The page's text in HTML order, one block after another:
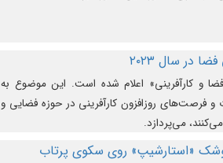
در سال ۲۰۲۳
هفته جهانی فضا در سال ۲۰۲۳ «فضا و کارآفرینی» اعلام شده است. این موضوع به
فرصت‌های روزافزون کارآفرینی در حوزه فضایی و
می‌پردازد.
«استارشیپ» روی سکوی پرتاب